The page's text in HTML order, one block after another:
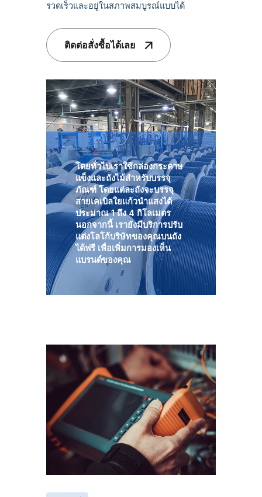
รวดเร็วและอยู่ในสภาพสมบูรณ์แบบได้
ติดต่อสั่งซื้อได้เลย
โดยทั่วไปเราใช้กล่องกระดาษ
แข็งและถังไม้สำหรับบรรจุ
ภัณฑ์ โดยแต่ละถังจะบรรจุ
สายเคเบิลใยแก้วนำแสงได้
ประมาณ 1 ถึง 4 กิโลเมตร
นอกจากนี้ เรายังมีบริการปรับ
แต่งโลโก้บริษัทของคุณบนถัง
ได้ฟรี เพื่อเพิ่มการมองเห็น
แบรนด์ของคุณ